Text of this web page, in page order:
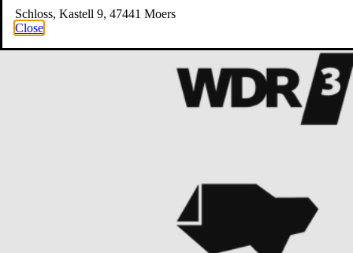
Schloss, Kastell 9, 47441 Moers
Close